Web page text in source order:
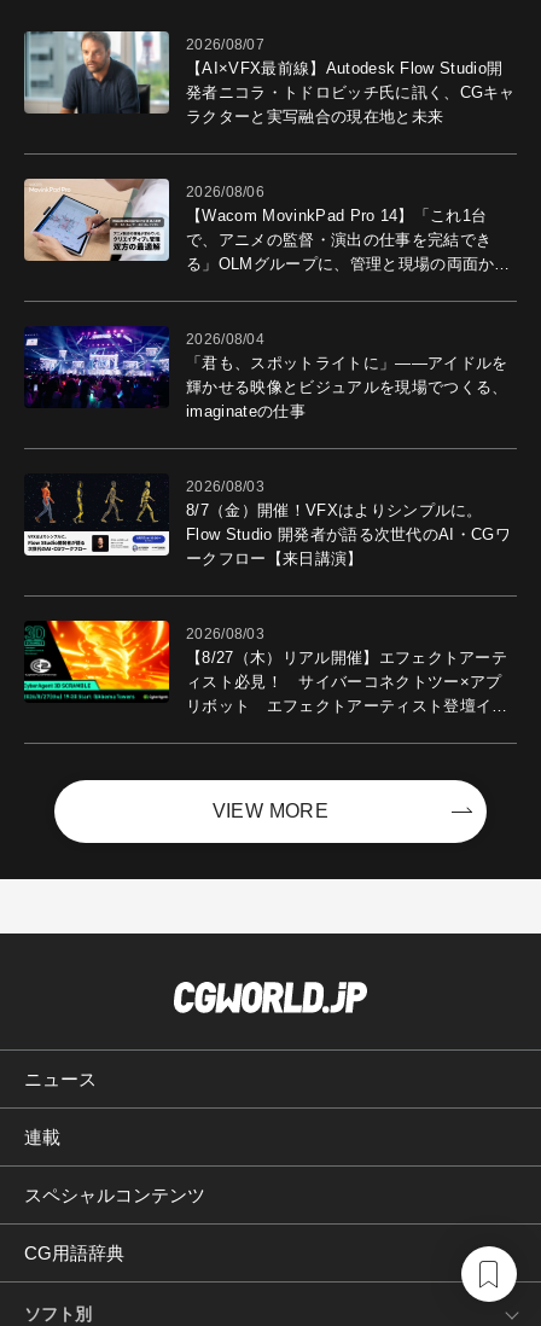
2026/08/07
【AI×VFX最前線】Autodesk Flow Studio開
発者ニコラ・トドロビッチ氏に訊く、CGキャ
ラクターと実写融合の現在地と未来
2026/08/06
【Wacom MovinkPad Pro 14】「これ1台
で、アニメの監督・演出の仕事を完結でき
る」OLMグループに、管理と現場の両面から
2026/08/04
「君も、スポットライトに」――アイドルを
輝かせる映像とビジュアルを現場でつくる、
imaginateの仕事
2026/08/03
8/7（金）開催！VFXはよりシンプルに。
Flow Studio 開発者が語る次世代のAI・CGワ
ークフロー【来日講演】
2026/08/03
【8/27（木）リアル開催】エフェクトアーテ
ィスト必見！ サイバーコネクトツー×アプ
リボット エフェクトアーティスト登壇イベ
VIEW MORE
ニュース
連載
スペシャルコンテンツ
CG用語辞典
ソフト別